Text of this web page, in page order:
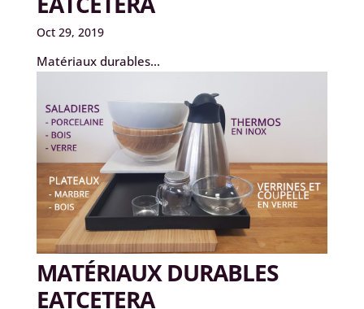
Oct 29, 2019
Matériaux durables...
MATÉRIAUX DURABLES
EATCETERA